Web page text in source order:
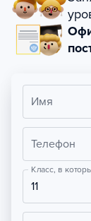
Имя
Телефон
Класс, в
11